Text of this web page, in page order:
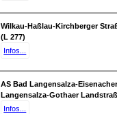
Wilkau-Haßlau-Kirchberger
(L 277)
Infos...
AS Bad Langensalza-
Langensalza-Gothaer
Infos...